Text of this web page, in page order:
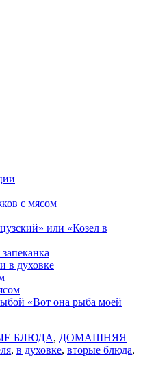
с мясом
или «Козел в
в духовке
«Вот она рыба моей
БЛЮДА, ДОМАШНЯЯ
, в духовке, вторые блюда,